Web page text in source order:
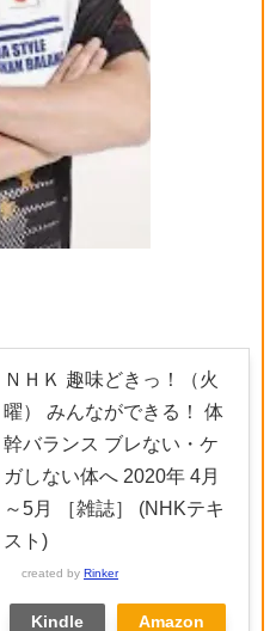
ＮＨＫ 趣味どきっ！（火
曜） みんなができる！ 体
幹バランス ブレない・ケ
ガしない体へ 2020年 4月
～5月 ［雑誌］ (NHKテキ
スト)
created by Rinker
Kindle Amazon